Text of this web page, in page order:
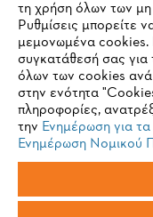
Πολιτική απορρήτου
Νομικές
ANDREAS STIHL
145 64 Κηφισιά, Αθήνα
Sie nutzen einen
eine optimale
einem der folgenden
Firefox
τη χρήση όλων των
Ρυθμίσεις μπορείτε
μεμονωμένα cookies.
συγκατάθεσή σας
όλων των cookies ανά
στην ενότητα
πληροφορίες,
την Ενημέρωση για
Ενημέρωση Νομικού